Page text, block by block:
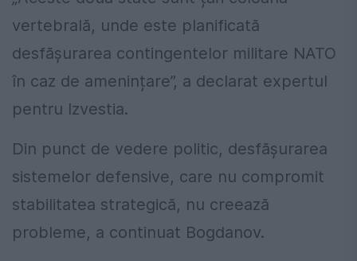
vertebrală, unde este planificată
desfășurarea contingentelor militare NATO
în caz de amenințare”, a declarat expertul
pentru Izvestia.
Din punct de vedere politic, desfășurarea
sistemelor defensive, care nu compromit
stabilitatea strategică, nu creează
probleme, a continuat Bogdanov.